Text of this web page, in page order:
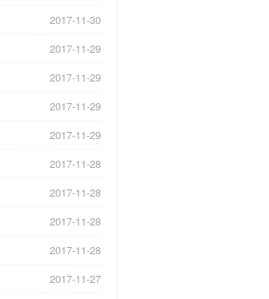
2017-11-30
2017-11-29
2017-11-29
2017-11-29
2017-11-29
2017-11-28
2017-11-28
2017-11-28
2017-11-28
2017-11-27